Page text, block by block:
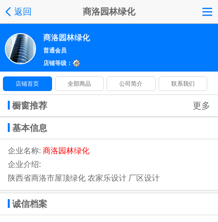
返回 商洛园林绿化
商洛园林绿化
普通会员
店铺等级：
店铺首页 全部商品 公司简介 联系我们
橱窗推荐 更多
基本信息
企业名称: 商洛园林绿化
企业介绍:
陕西省商洛市屋顶绿化 农家乐设计 厂区设计
诚信档案